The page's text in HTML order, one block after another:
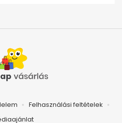
Felhasználási feltételek